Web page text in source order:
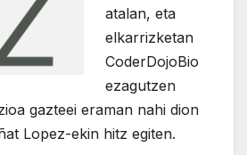
atalan, eta
elkarrizketan
CoderDojoBio
ezagutzen
gazteei eraman nahi dion
Lopez-ekin hitz egiten.